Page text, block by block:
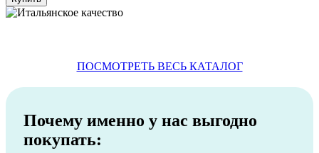
ПОСМОТРЕТЬ ВЕСЬ КАТАЛОГ
Почему именно у нас выгодно
покупать: